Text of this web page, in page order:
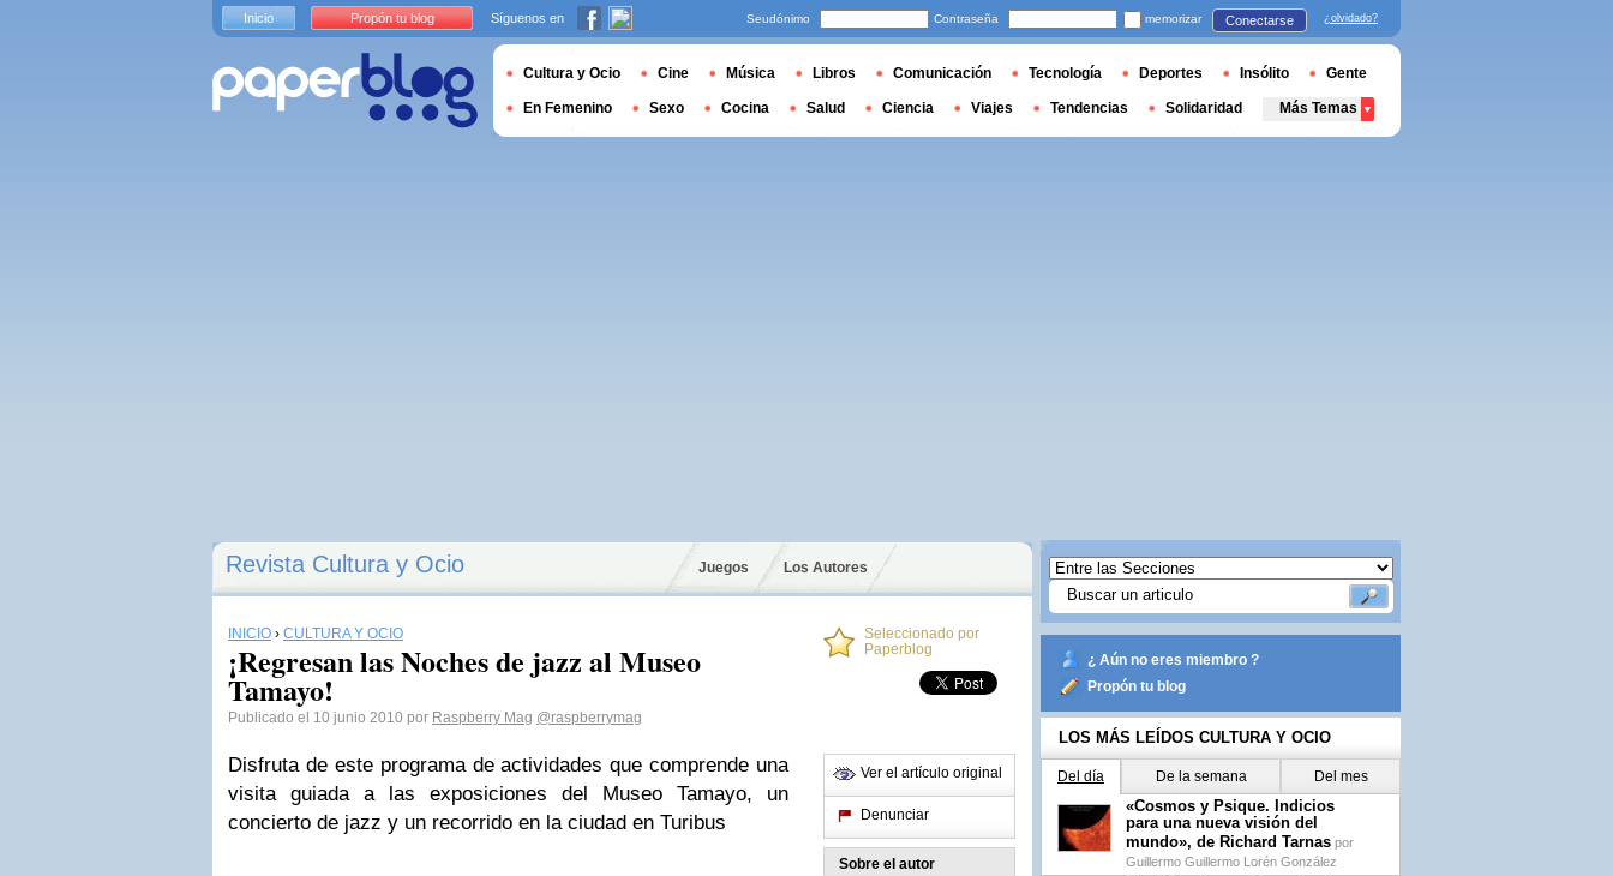
Revista Cultura y Ocio Juegos Los Autores
INICIO › CULTURA Y OCIO
¡Regresan las Noches de jazz al Museo
Tamayo!
Publicado el 10 junio 2010 por Raspberry Mag @raspberrymag
Disfruta de este programa de actividades que comprende una
visita guiada a las exposiciones del Museo Tamayo, un
concierto de jazz y un recorrido en la ciudad en Turibus
Seleccionado por
Paperblog
Ver el artículo original
Denunciar
Sobre el autor
¿ Aún no eres miembro ?
Propón tu blog
LOS MÁS LEÍDOS CULTURA Y OCIO
Del día De la semana Del mes
«Cosmos y Psique. Indicios
para una nueva visión del
mundo», de Richard Tarnas por
Guillermo Guillermo Lorén González
Inicio Propón tu blog Síguenos en Seudónimo Contraseña memorizar Conectarse ¿olvidado?
Cultura y Ocio Cine Música Libros Comunicación Tecnología Deportes Insólito Gente
En Femenino Sexo Cocina Salud Ciencia Viajes Tendencias Solidaridad Más Temas